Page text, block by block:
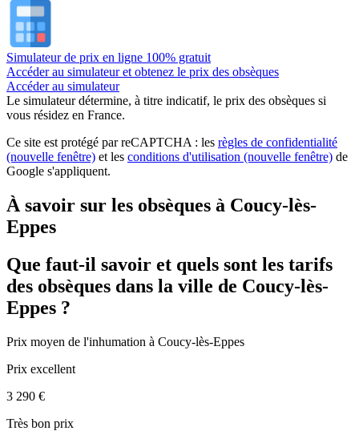
Simulateur de prix en ligne 100% gratuit
Accéder au simulateur et obtenez le prix des obsèques
Accéder au simulateur
Le simulateurdétermine, à titre indicatif, le prix des obsèques si
vous résidez en France.
Ce site est protégé par reCAPTCHA : les règles de confidentialité
(nouvelle fenêtre) et les conditions d'utilisation (nouvelle fenêtre) de
Google s'appliquent.
À savoir sur les obsèques à Coucy-lès-
Eppes
Que faut-il savoir et quels sont les tarifs
des obsèques dans la ville de Coucy-lès-
Eppes ?
Prix moyen de l'inhumation à Coucy-lès-Eppes
Prix excellent
3 290 €
Très bon prix